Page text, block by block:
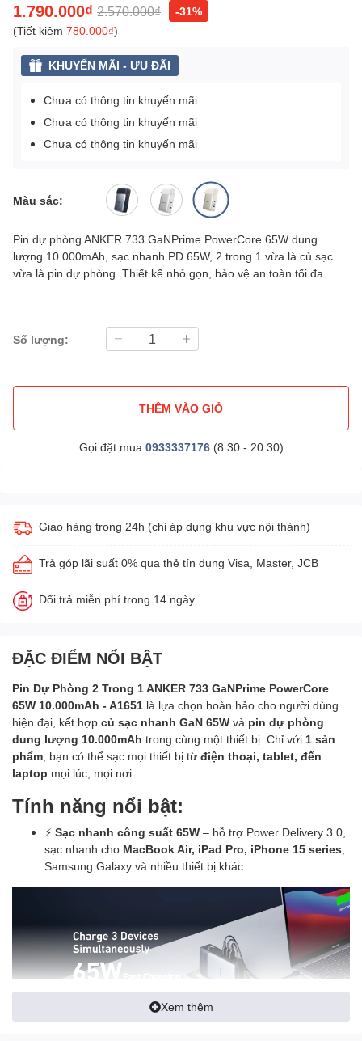
1.790.000₫ 2.570.000₫
-31%
(Tiết kiệm 780.000₫)
KHUYẾN MÃI - ƯU ĐÃI
Chưa có thông tin khuyến mãi
Chưa có thông tin khuyến mãi
Chưa có thông tin khuyến mãi
Màu sắc:
Pin dự phòng ANKER 733 GaNPrime PowerCore 65W dung
lượng 10.000mAh, sạc nhanh PD 65W, 2 trong 1 vừa là củ sạc
vừa là pin dự phòng. Thiết kế nhỏ gọn, bảo vệ an toàn tối đa.
Số lượng:
THÊM VÀO GIỎ
Gọi đặt mua 0933337176(8:30 - 20:30)
Giao hàng trong 24h (chỉ áp dụng khu vực nội thành)
Trả góp lãi suất 0% qua thẻ tín dụng Visa, Master, JCB
Đổi trả miễn phí trong 14 ngày
ĐẶC ĐIỂM NỔI BẬT
Pin Dự Phòng 2 Trong 1 ANKER 733 GaNPrime PowerCore
65W 10.000mAh - A1651 là lựa chọn hoàn hảo cho người dùng
hiện đại, kết hợp củ sạc nhanh GaN 65W và pin dự phòng
dung lượng 10.000mAh trong cùng một thiết bị. Chỉ với 1 sản
phẩm , bạn có thể sạc mọi thiết bị từ điện thoại, tablet, đến
laptop mọi lúc, mọi nơi.
Tính năng nổi bật:
⚡ Sạc nhanh công suất 65W – hỗ trợ Power Delivery 3.0,
sạc nhanh cho MacBook Air, iPad Pro, iPhone 15 series
Samsung Galaxy và nhiều thiết bị khác.
Xem thêm